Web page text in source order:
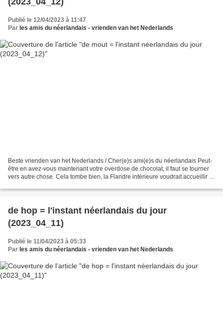
Publié le 12/04/2023 à 11:47
Par les amis du néerlandais - vrienden van het Nederlands
Beste vrienden van het Nederlands / Cher(e)s ami(e)s du néerlandais Peut-
être en avez-vous maintenant votre overdose de chocolat, il faut se tourner
vers autre chose. Cela tombe bien, la Flandre intérieure voudrait accueillir la
de hop = l'instant néerlandais du jour
(2023_04_11)
Publié le 11/04/2023 à 05:33
Par les amis du néerlandais - vrienden van het Nederlands